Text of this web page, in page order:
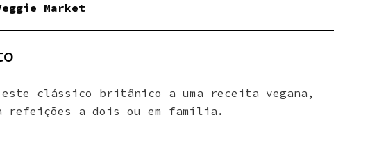
Market
este clássico britânico a uma receita vegana,
refeições a dois ou em família.